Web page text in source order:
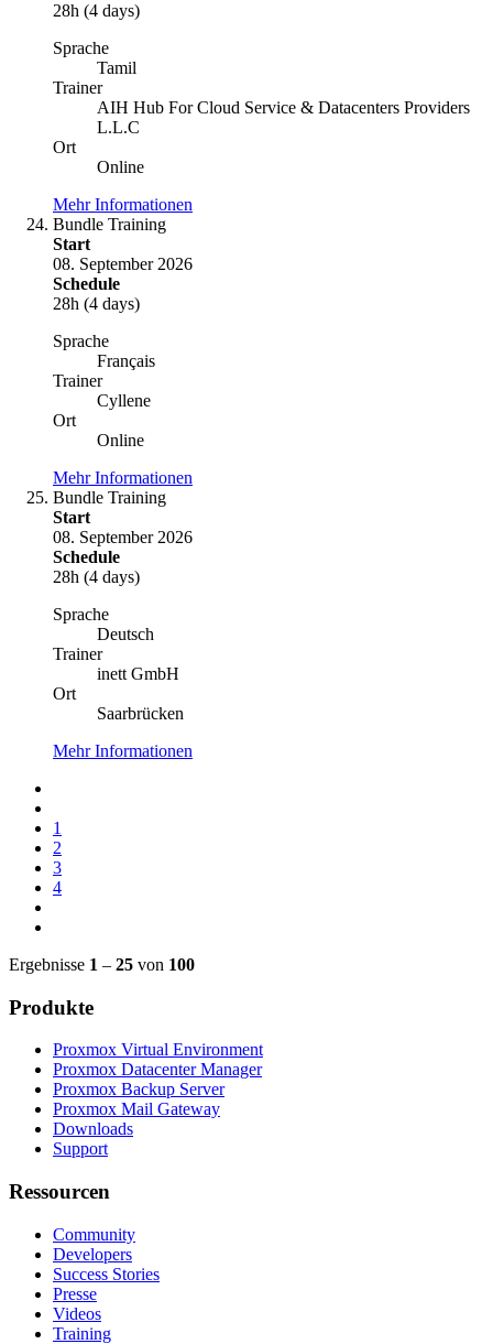
28h (4 days)
Sprache
Tamil
Trainer
AIH Hub For Cloud Service & Datacenters Providers
L.L.C
Ort
Online
Mehr Informationen
Bundle Training
Start
08. September 2026
Schedule
28h (4 days)
Sprache
Français
Trainer
Cyllene
Ort
Online
Mehr Informationen
Bundle Training
Start
08. September 2026
Schedule
28h (4 days)
Sprache
Deutsch
Trainer
inett GmbH
Ort
Saarbrücken
Mehr Informationen
1
2
3
4
Ergebnisse 1 – 25 von 100
Produkte
Proxmox Virtual Environment
Proxmox Datacenter Manager
Proxmox Backup Server
Proxmox Mail Gateway
Downloads
Support
Ressourcen
Community
Developers
Success Stories
Presse
Videos
Training